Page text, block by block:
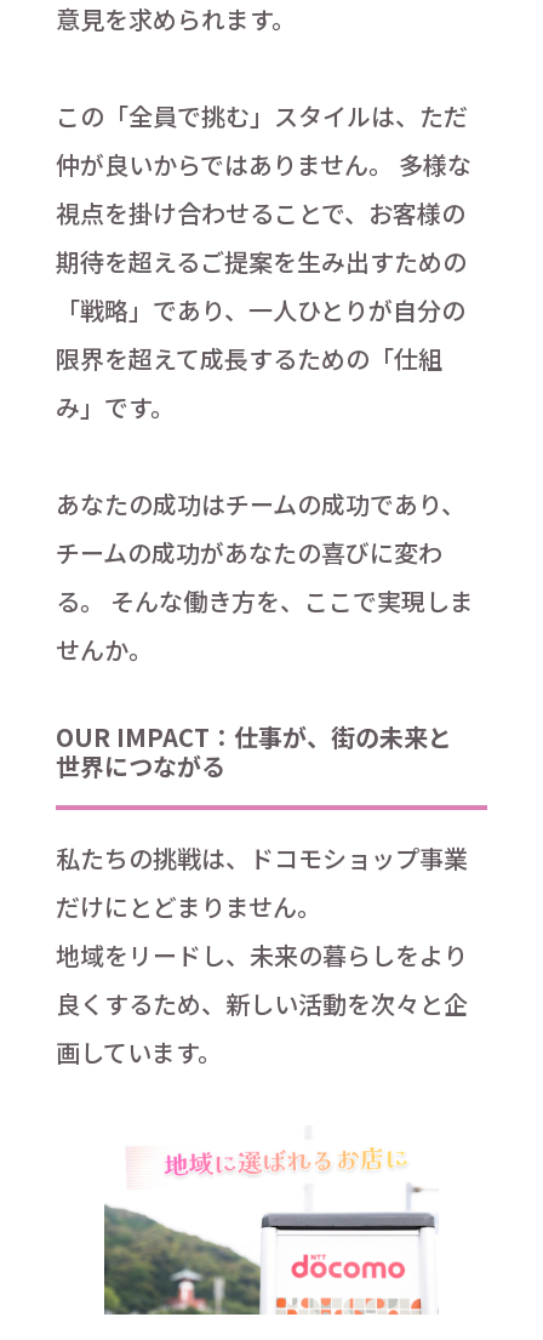
意見を求められます。
この「全員で挑む」スタイルは、ただ
仲が良いからではありません。 多様な
視点を掛け合わせることで、お客様の
期待を超えるご提案を生み出すための
「戦略」であり、一人ひとりが自分の
限界を超えて成長するための「仕組
み」です。
あなたの成功はチームの成功であり、
チームの成功があなたの喜びに変わ
る。 そんな働き方を、ここで実現しま
せんか。
OUR IMPACT：仕事が、街の未来と
世界につながる
私たちの挑戦は、ドコモショップ事業
だけにとどまりません。
地域をリードし、未来の暮らしをより
良くするため、新しい活動を次々と企
画しています。